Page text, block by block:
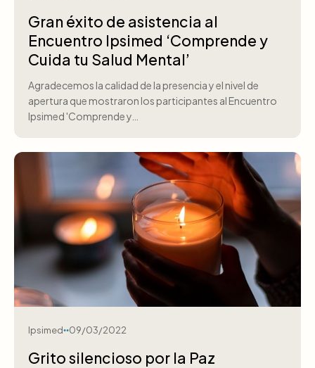
Gran éxito de asistencia al
Encuentro Ipsimed ‘Comprende y
Cuida tu Salud Mental’
Agradecemos la calidad de la presencia y el nivel de
apertura que mostraron los participantes al Encuentro
Ipsimed 'Comprende y…
Ipsimed 09/03/2022
Grito silencioso por la Paz